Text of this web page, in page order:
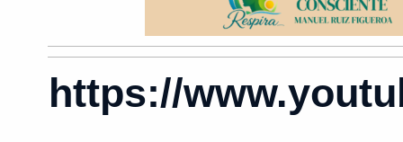
https://